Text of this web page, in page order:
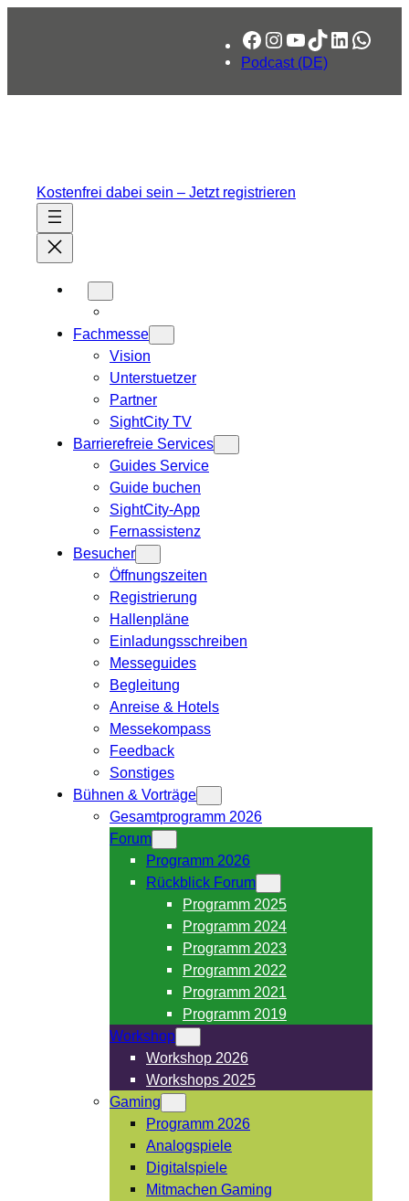
Facebook
Instagram
YouTube
TikTok
LinkedIn
Podcast (DE)
Kostenfrei dabei sein – Jetzt registrieren
Fachmesse
Vision
Unterstuetzer
Partner
SightCity TV
Barrierefreie Services
Guides Service
Guide buchen
SightCity-App
Fernassistenz
Besucher
Öffnungszeiten
Registrierung
Hallenpläne
Einladungsschreiben
Messeguides
Begleitung
Anreise & Hotels
Messekompass
Feedback
Sonstiges
Bühnen & Vorträge
Gesamtprogramm 2026
Forum
Programm 2026
Rückblick Forum
Programm 2025
Programm 2024
Programm 2023
Programm 2022
Programm 2021
Programm 2019
Workshop
Workshop 2026
Workshops 2025
Gaming
Programm 2026
Analogspiele
Digitalspiele
Mitmachen Gaming